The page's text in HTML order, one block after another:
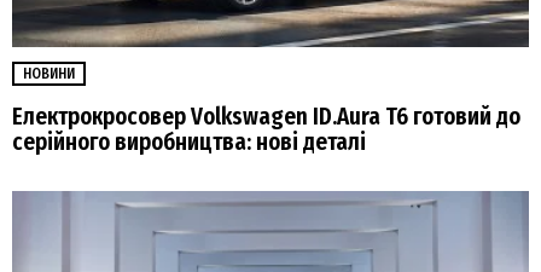
НОВИНИ
Електрокросовер Volkswagen ID.Aura T6 готовий до
серійного виробництва: нові деталі